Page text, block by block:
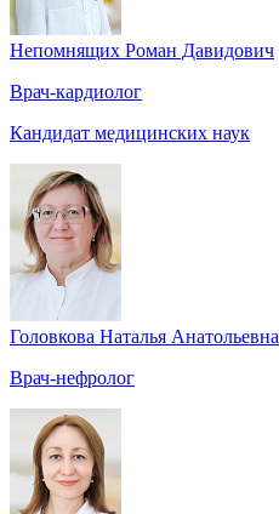
Непомнящих Роман Давидович
Врач-кардиолог
Кандидат медицинских наук
Головкова Наталья Анатольевна
Врач-нефролог